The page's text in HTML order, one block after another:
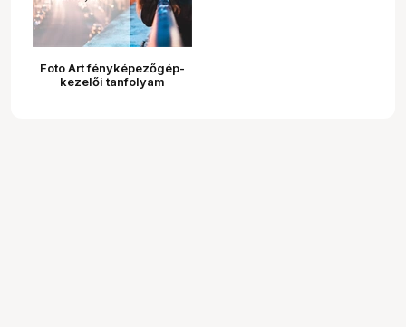
Foto Art fényképezőgép-
kezelői tanfolyam